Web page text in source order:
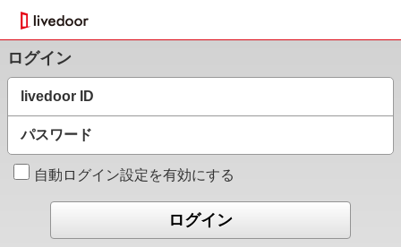
ログイン
livedoor ID
パスワード
自動ログイン設定を有効にする